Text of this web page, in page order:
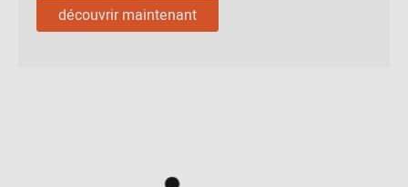
découvrir maintenant